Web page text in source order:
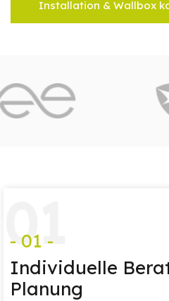
Installation & Wallbox
01
- 01 -
Individuelle
Planung